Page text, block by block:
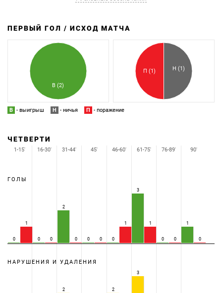
ПЕРВЫЙ ГОЛ / ИСХОД МАТЧА
В (2)
Н (1)
П (1)
В - выигрыш Н - ничья П - поражение
ЧЕТВЕРТИ
ГОЛЫ
0
1
0 0
2
0 0 0 0
1
3
1
0 0
1
0
НАРУШЕНИЯ И УДАЛЕНИЯ
2 2
3
1-15' 16-30' 31-44' 45' 46-60' 61-75' 76-89' 90'